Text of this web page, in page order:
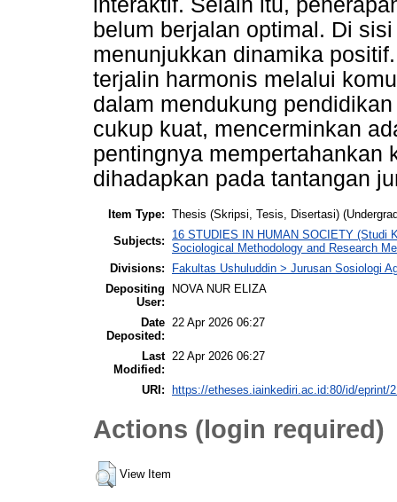
interaktif. Selain itu,
belum berjalan optimal. Di
menunjukkan dinamika
terjalin harmonis melalui
dalam mendukung
cukup kuat, mencerminkan
pentingnya mempertahankan
dihadapkan pada tantangan
Item Type: Thesis (Skripsi, Tesis, Disertasi)
Subjects:
16 STUDIES IN HUMAN SOCIETY (Studi
Sociological Methodology and Research
Divisions:
Fakultas Ushuluddin > Jurusan Sosiologi
Depositing
User:
NOVA NUR ELIZA
Date
Deposited:
22 Apr 2026 06:27
Last
Modified:
22 Apr 2026 06:27
URI: https://etheses.iainkediri.ac.id:80/id/eprint/
Actions (login required)
View Item